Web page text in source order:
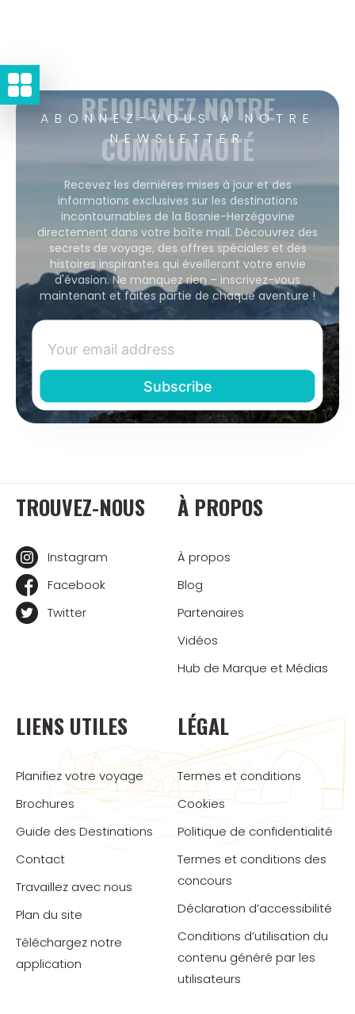
ABONNEZ-VOUS À NOTRE
NEWSLETTER
REJOIGNEZ NOTRE
COMMUNAUTÉ
Recevez les dernières mises à jour et des
informations exclusives sur les destinations
incontournables de la Bosnie-Herzégovine
directement dans votre boîte mail. Découvrez des
secrets de voyage, des offres spéciales et des
histoires inspirantes qui éveilleront votre envie
d'évasion. Ne manquez rien – inscrivez-vous
maintenant et faites partie de chaque aventure !
TROUVEZ-NOUS
Instagram
Facebook
Twitter
À PROPOS
À propos
Blog
Partenaires
Vidéos
Hub de Marque et Médias
LIENS UTILES
Planifiez votre voyage
Brochures
Guide des Destinations
Contact
Travaillez avec nous
Plan du site
Téléchargez notre
application
LÉGAL
Termes et conditions
Cookies
Politique de confidentialité
Termes et conditions des
concours
Déclaration d’accessibilité
Conditions d’utilisation du
contenu généré par les
utilisateurs